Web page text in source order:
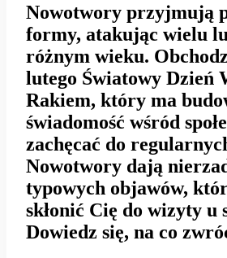
Nowotwory przyjmują
formy, atakując wielu
różnym wieku.
lutego Światowy Dzień
Rakiem, który ma
świadomość wśród
zachęcać do
Nowotwory dają
typowych objawów,
skłonić Cię do wizyty u
Dowiedz się, na co